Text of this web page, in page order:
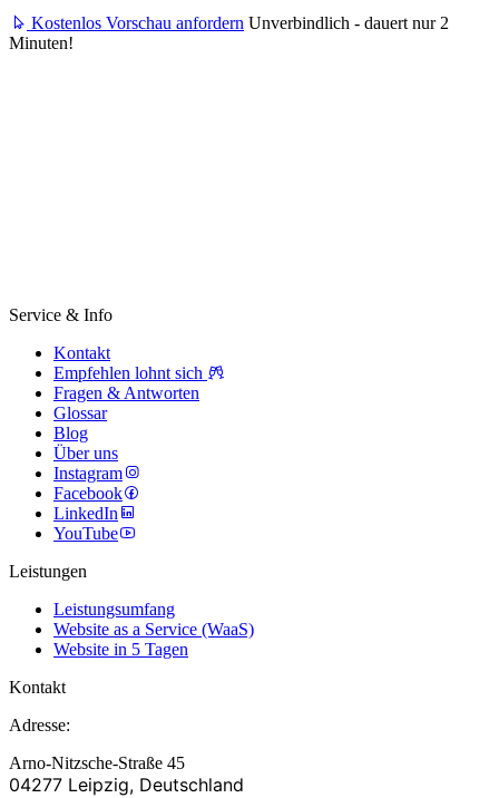
Kostenlos Vorschau anfordern Unverbindlich - dauert nur 2
Minuten!
Service & Info
Kontakt
Empfehlen lohnt sich
Fragen & Antworten
Glossar
Blog
Über uns
Instagram
Facebook
LinkedIn
YouTube
Leistungen
Leistungsumfang
Website as a Service (WaaS)
Website in 5 Tagen
Kontakt
Adresse:
Arno-Nitzsche-Straße 45
04277 Leipzig, Deutschland